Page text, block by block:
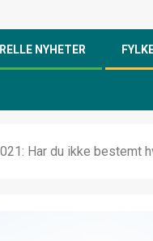
NYHETER
Har du ikke bestemt